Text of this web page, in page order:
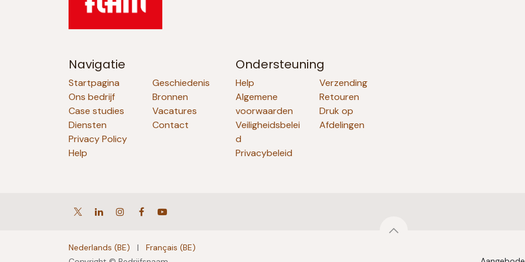
Navigatie
Startpagina
Ons bedrijf
Case studies
Diensten
Privacy Policy
Help
Geschiedenis
Bronnen
Vacatures
Contact
Ondersteuning
Help
Algemene
voorwaarden
Veiligheidsbelei
d
Privacybeleid
Verzending
Retouren
Druk op
Afdelingen
Nederlands (BE) |
Français (BE)